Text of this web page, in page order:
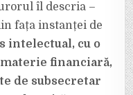
îl descria –
fața instanței de
intelectual, cu o
financiară,
de subsecretar